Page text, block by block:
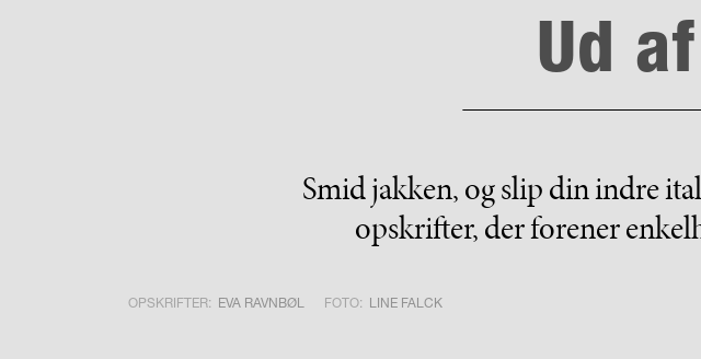
Ud
Smid jakken, og slip din indre
opskrifter, der forener
OPSKRIFTER: EVA RAVNBØL FOTO: LINE FALCK